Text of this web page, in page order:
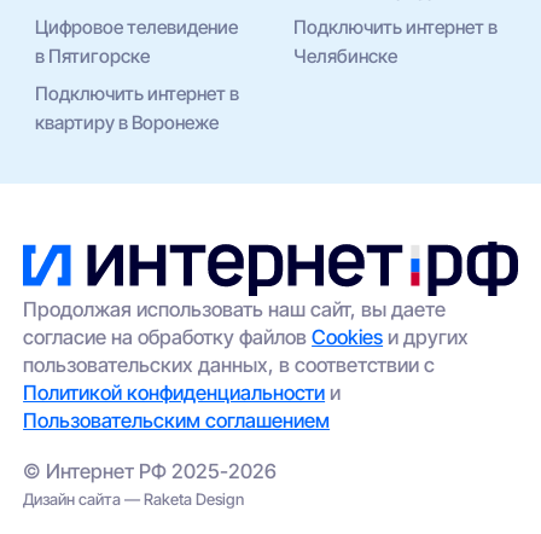
Цифровое телевидение
в Пятигорске
Подключить интернет в
Челябинске
Подключить интернет в
квартиру в Воронеже
Продолжая использовать наш сайт, вы даете
согласие на обработку файловCookies и других
пользовательских данных, в соответствии с
Политикой конфиденциальности и
Пользовательским соглашением
© Интернет РФ 2025-2026
Дизайн сайта — Raketa Design